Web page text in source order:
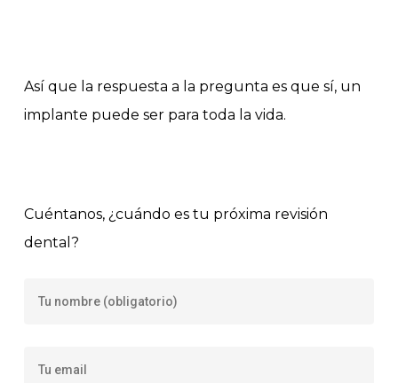
Así que la respuesta a la pregunta es que sí, un
implante puede ser para toda la vida.
Cuéntanos, ¿cuándo es tu próxima revisión
dental?